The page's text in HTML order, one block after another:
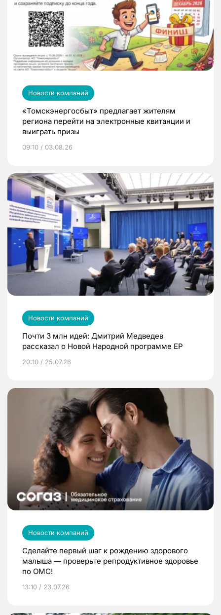
Новости компаний
«Томскэнергосбыт» предлагает жителям
региона перейти на электронные квитанции и
выиграть призы
09:10 / 03.08.26
Новости компаний
Почти 3 млн идей: Дмитрий Медведев
рассказал о Новой Народной программе ЕР
20:10 / 25.07.26
Новости компаний
Сделайте первый шаг к рождению здорового
малыша — проверьте репродуктивное здоровье
по ОМС!
13:10 / 23.07.26